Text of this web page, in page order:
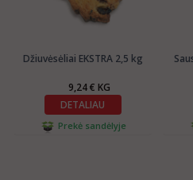
Džiuvėsėliai EKSTRA 2,5 kg
9,24 € KG
DETALIAU
Prekė sandėlyje